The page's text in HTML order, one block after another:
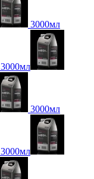
3000мл
3000мл
3000мл
3000мл